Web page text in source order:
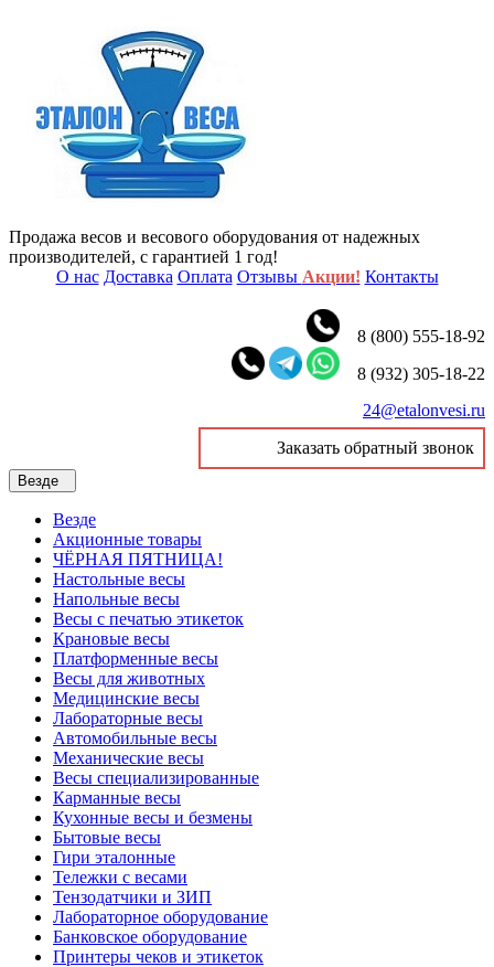
Продажа весов и весового оборудования от надежных
производителей, с гарантией 1 год!
О нас Доставка Оплата Отзывы Акции! Контакты
8 (800) 555-18-92
8 (932) 305-18-22
24@etalonvesi.ru
Заказать обратный звонок
Везде
Везде
Акционные товары
ЧЁРНАЯ ПЯТНИЦА!
Настольные весы
Напольные весы
Весы с печатью этикеток
Крановые весы
Платформенные весы
Весы для животных
Медицинские весы
Лабораторные весы
Автомобильные весы
Механические весы
Весы специализированные
Карманные весы
Кухонные весы и безмены
Бытовые весы
Гири эталонные
Тележки с весами
Тензодатчики и ЗИП
Лабораторное оборудование
Банковское оборудование
Принтеры чеков и этикеток